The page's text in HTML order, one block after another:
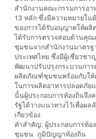
สำนักงานคณะกรรมการอา
13 หลัก ซึ่งมีความหมายใน
ของการได้รับอนุญาตให้ผลิ
ได้รับการตรวจสอบด้านคุ
ชุมชนจากสำนักงานมาตร
ประเทศไทย ซึ่งมีผู้เชี่ยวช
พัฒนาปรับปรุงกระบวนการ
ผลิตภัณฑ์ชุมชนพร้อมกับให้
ในการผลิตอาหารปลอดภัย
นั้นผู้ประกอบการท้องถิ่นจึง
รัฐได้วางแนวทางไว้เพื่อผ
เกี่ยวข้อง
คำสำคัญ: ผู้ประกอบการท้
ชุมชน ภูมิปัญญาท้องถิ่น